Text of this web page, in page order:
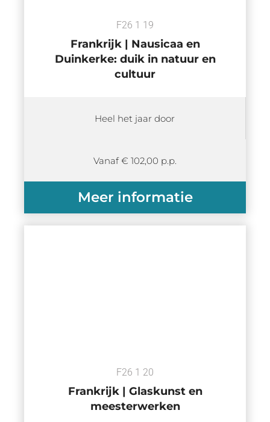
F26 1 19
Frankrijk | Nausicaa en
Duinkerke: duik in natuur en
cultuur
Heel het jaar door
Vanaf € 102,00 p.p.
Meer informatie
F26 1 20
Frankrijk | Glaskunst en
meesterwerken